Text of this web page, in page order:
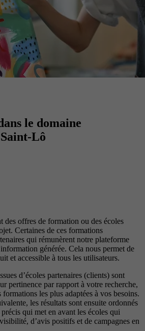
le domaine
Lô
des offres de formation ou des écoles
Certaines de ces formations
qui rémunèrent notre plateforme
générée. Cela nous permet de
et accessible à tous les utilisateurs.
d’écoles partenaires (clients) sont
pertinence par rapport à votre recherche,
les plus adaptées à vos besoins.
les résultats sont ensuite ordonnés
qui met en avant les écoles qui
d’avis positifs et de campagnes en